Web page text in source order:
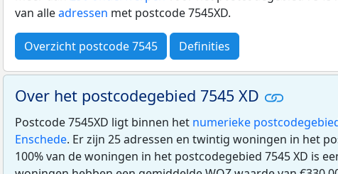
van alleadressen met postcode 7545XD.
Overzicht postcode 7545 Definities
Over het postcodegebied 7545 XD
Postcode 7545XD ligt binnen het numerieke
Enschede. Er zijn 25 adressen en twintig woningen in het
100% van de woningen in het postcodegebied 7545 XD is